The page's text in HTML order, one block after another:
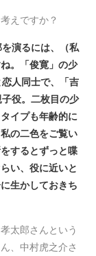
えですか？
演るには、（私
。「俊寛」の少
人同士で、「吉
役。二枚目の少
イプも年齢的に
の二色をご覧い
するとずっと喋
い、役に近いと
生かしておきち
太郎さんという
、中村虎之介さ